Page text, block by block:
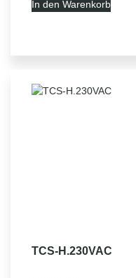
In den Warenkorb
TCS-H.230VAC